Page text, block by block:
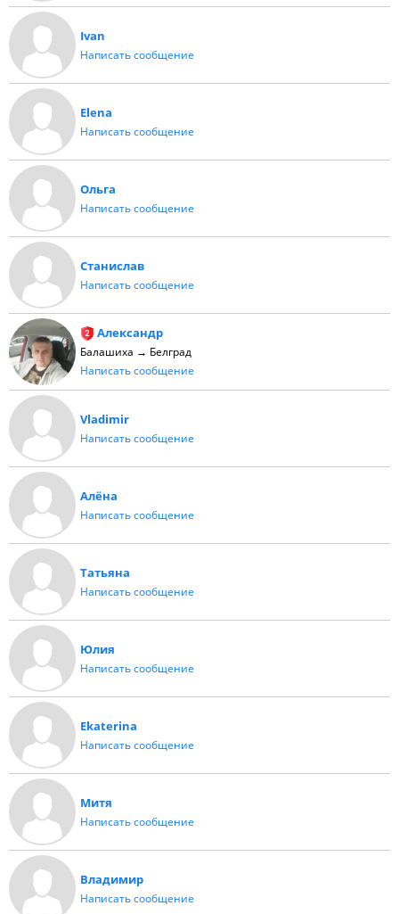
Ivan
Написать сообщение
Elena
Написать сообщение
Ольга
Написать сообщение
Станислав
Написать сообщение
Александр
Балашиха → Белград
Написать сообщение
Vladimir
Написать сообщение
Алёна
Написать сообщение
Татьяна
Написать сообщение
Юлия
Написать сообщение
Ekaterina
Написать сообщение
Митя
Написать сообщение
Владимир
Написать сообщение